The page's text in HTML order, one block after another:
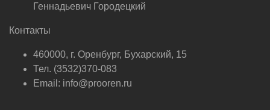
Геннадьевич Городецкий
Контакты
460000, г. Оренбург, Бухарский, 15
Тел. (3532)370-083
Email: info@prooren.ru